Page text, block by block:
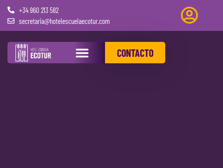
+34 960 213 582
secretaria@hotelescuelaecotur.com
CONTACTO